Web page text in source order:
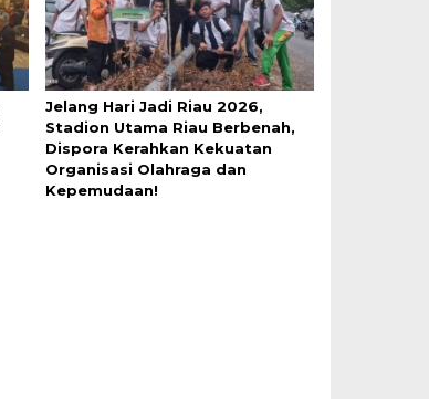
Jelang Hari Jadi Riau 2026,
Stadion Utama Riau Berbenah,
Dispora Kerahkan Kekuatan
Organisasi Olahraga dan
Kepemudaan!